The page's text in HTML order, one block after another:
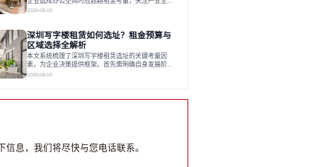
代，写字楼出租网已成为企业寻找
与综合服务。文章分析了市场概况、影响空间价值的
建服务生态助力企业成长，建议企业系统评估需求与
长期价值，选择匹配的发展载体。对于许多寻求在上
海松江区设立或扩展办公空间的企业而言，了解该区
域的写字楼市场概况是决策的首先
2026-08-03
深圳写字楼租赁如何选址？租金预算与
区域选择全解析
本文系统梳理了深圳写字楼租赁选址的关键考量因
素，为企业决策提供框架。首先需明确自身发展阶
段、团队规模和文化特质等核心需求。深圳多中心商
业园注重生态与社群，适合文创、科技类企业。评估
2026-08-03
信息，我们将尽快与您电话联系。